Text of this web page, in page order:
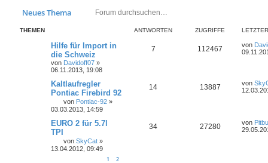
Neues Thema
THEMEN ANTWORTEN ZUGRIFFE
Hilfe für Import in
die Schweiz
von Davidoff07 »
06.11.2013, 19:08
7 112467 von
Kaltlaufregler
Pontiac Firebird 92
von Pontiac-92 »
03.03.2013, 14:59
14 13887 von
EURO 2 für 5.7l
TPI
von SkyCat »
13.04.2012, 09:49
1 2
34 27280 von